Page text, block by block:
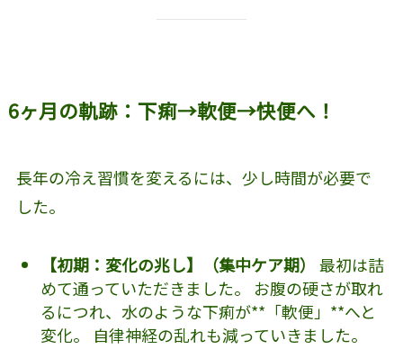
6ヶ月の軌跡：下痢→軟便→快便へ！
長年の冷え習慣を変えるには、少し時間が必要で
した。
【初期：変化の兆し】（集中ケア期）
最初は詰
めて通っていただきました。 お腹の硬さが取れ
るにつれ、水のような下痢が**「軟便」**へと
変化。 自律神経の乱れも減っていきました。